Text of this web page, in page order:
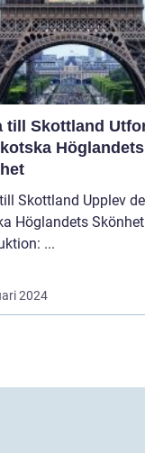
Skottland Utforska
Höglandets
Upplev det
Höglandets Skönhet
Introduktion: ...
2024